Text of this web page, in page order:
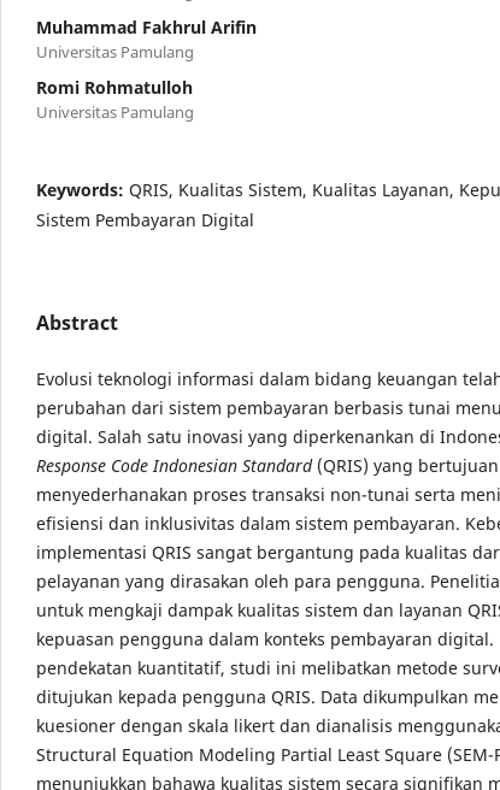
Muhammad Fakhrul Arifin
Universitas Pamulang
Romi Rohmatulloh
Universitas Pamulang
Keywords: QRIS, Kualitas Sistem, Kualitas Layanan,
Sistem Pembayaran Digital
Abstract
Evolusi teknologi informasi dalam bidang keuangan
perubahan dari sistem pembayaran berbasis tunai
digital. Salah satu inovasi yang diperkenankan di
Response Code Indonesian Standard(QRIS) yang
menyederhanakan proses transaksi non-tunai serta
efisiensi dan inklusivitas dalam sistem pembayaran.
implementasi QRIS sangat bergantung pada kualitas
pelayanan yang dirasakan oleh para pengguna.
untuk mengkaji dampak kualitas sistem dan layanan
kepuasan pengguna dalam konteks pembayaran
pendekatan kuantitatif, studi ini melibatkan metode
ditujukan kepada pengguna QRIS. Data dikumpulkan
kuesioner dengan skala likert dan dianalisis
Structural Equation Modeling Partial Least Square (SEM-
menunjukkan bahawa kualitas sistem secara signifikan